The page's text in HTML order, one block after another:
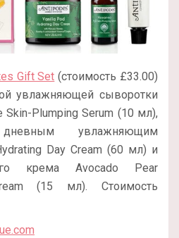
Gift Set (стоимость £33.00)
увлажняющей сыворотки
Skin-Plumping Serum (10 мл),
увлажняющим
Day Cream (60 мл) и
крема Avocado Pear
(15 мл). Стоимость